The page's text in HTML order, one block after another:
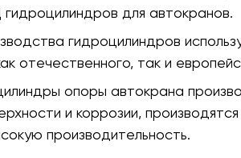
для автокранов.
гидроцилиндров
отечественного, так и
опоры автокрана
и коррозии,
производительность.